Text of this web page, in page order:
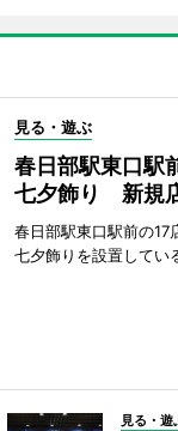
見る・遊ぶ
春日部駅東口駅
七夕飾り 新規
春日部駅東口駅前の17
七夕飾りを設置してい
見る・遊